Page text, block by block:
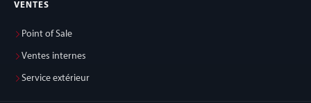
VENTES
Point of Sale
Ventes internes
Service extérieur